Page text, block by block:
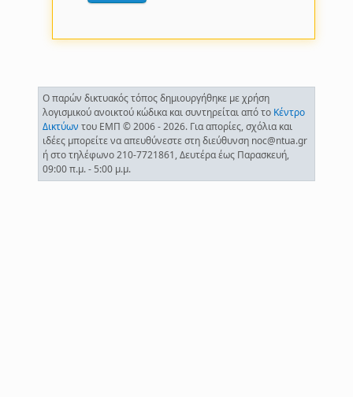
Ο παρών δικτυακός τόπος δημιουργήθηκε με χρήση
λογισμικού ανοικτού κώδικα και συντηρείται από το Κέντρο
Δικτύων του ΕΜΠ © 2006 - 2026. Για απορίες, σχόλια και
ιδέες μπορείτε να απευθύνεστε στη διεύθυνση noc@ntua.gr
ή στο τηλέφωνο 210-7721861, Δευτέρα έως Παρασκευή,
09:00 π.μ. - 5:00 μ.μ.